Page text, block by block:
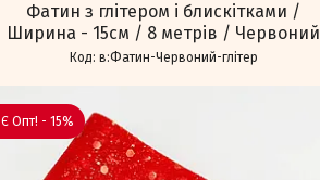
Фатин з глітером і блискітками /
Ширина - 15см / 8 метрів / Червоний
в:Фатин-Червоний-глітер
Є Опт! - 15%